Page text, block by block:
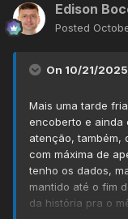
Edison
Posted
On 10/21/
Mais uma tarde
encoberto e ainda
atenção, também,
com máxima de
tenho os dados,
mantido até o fim
da história pra o